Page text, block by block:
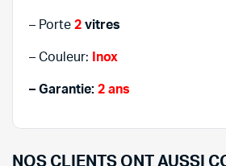
– Porte 2vitres
– Couleur: Inox
– Garantie: 2 ans
NOS CLIENTS ONT AUSSI